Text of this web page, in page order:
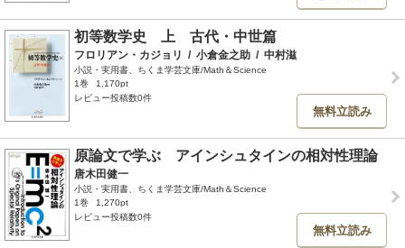
初等数学史 上 古代・中世篇
フロリアン・カジョリ / 小倉金之助 / 中村滋
小説・実用書、ちくま学芸文庫/Math＆Science
1巻
1,170pt
レビュー投稿数0件
無料立読み
原論文で学ぶ アインシュタインの相対性理論
唐木田健一
小説・実用書、ちくま学芸文庫/Math＆Science
1巻
1,270pt
レビュー投稿数0件
無料立読み